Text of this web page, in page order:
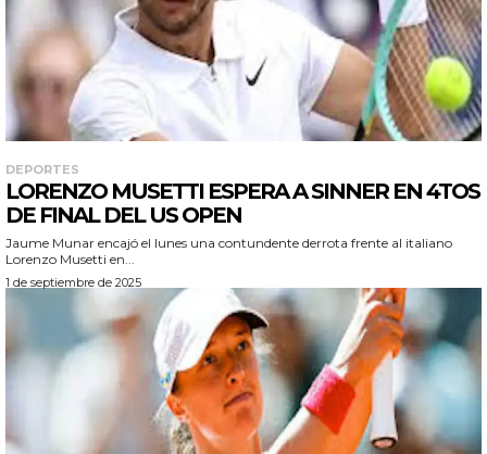
DEPORTES
LORENZO MUSETTI ESPERA A SINNER EN 4TOS
DE FINAL DEL US OPEN
Jaume Munar encajó el lunes una contundente derrota frente al italiano
Lorenzo Musetti en...
1 de septiembre de 2025